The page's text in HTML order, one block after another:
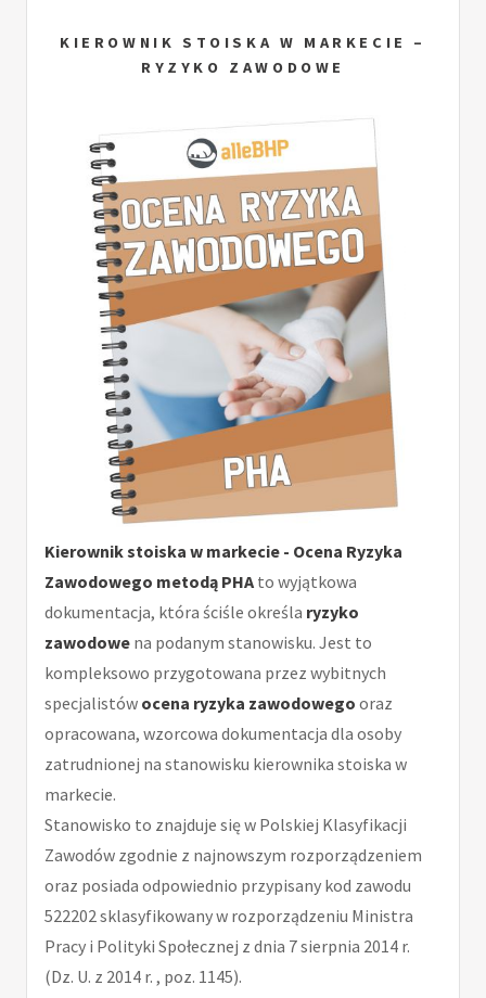
KIEROWNIK STOISKA W MARKECIE –
RYZYKO ZAWODOWE
Kierownik stoiska w markecie - Ocena Ryzyka
Zawodowego metodą PHA to wyjątkowa
dokumentacja, która ściśle określa ryzyko
zawodowe na podanym stanowisku. Jest to
kompleksowo przygotowana przez wybitnych
specjalistów ocena ryzyka zawodowego oraz
opracowana, wzorcowa dokumentacja dla osoby
zatrudnionej na stanowisku kierownika stoiska w
markecie.
Stanowisko to znajduje się w Polskiej Klasyfikacji
Zawodów zgodnie z najnowszym rozporządzeniem
oraz posiada odpowiednio przypisany kod zawodu
522202 sklasyfikowany w rozporządzeniu Ministra
Pracy i Polityki Społecznej z dnia 7 sierpnia 2014 r.
(Dz. U. z 2014 r. , poz. 1145).